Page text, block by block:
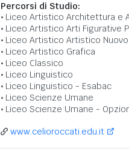
Percorsi di Studio:
Liceo Artistico Architettura e
Liceo Artistico Arti Figurative
Liceo Artistico Artistico
Liceo Artistico Grafica
Liceo Classico
Liceo Linguistico
Liceo Linguistico - Esabac
Liceo Scienze Umane
Liceo Scienze Umane -
www.celioroccati.edu.it